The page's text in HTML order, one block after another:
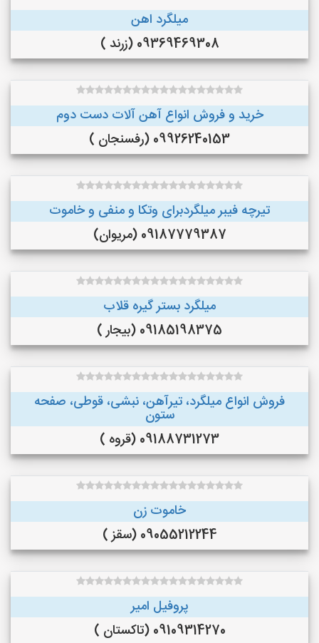
میلگرد اهن
09369469308 (زرند )
خرید و فروش انواع آهن آلات دست دوم
09926240153 (رفسنجان )
تیرچه فیبر میلگردبرای وتکا و منفی و خاموت
09187779387 (مریوان)
میلگرد بستر گیره قلاب
09185198375 (بیجار )
فروش انواع میلگرد، تیرآهن، نبشی، قوطی، صفحه
ستون
09188731273 (قروه )
خاموت زن
09055212244 (سقز )
پروفیل امیر
09109314270 (تاکستان )